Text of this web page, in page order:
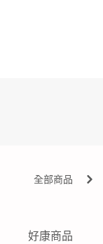
全部商品
好康商品